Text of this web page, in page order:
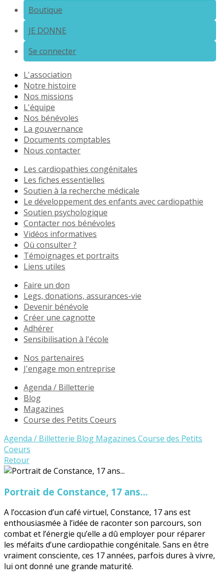
Boutique
JE DONNE
Se connecter
L'association
Notre histoire
Nos missions
L'équipe
Nos bénévoles
La gouvernance
Documents comptables
Nous contacter
Les cardiopathies congénitales
Les fiches essentielles
Soutien à la recherche médicale
Le développement des enfants avec cardiopathie
Soutien psychologique
Contacter nos bénévoles
Vidéos informatives
Où consulter ?
Témoignages et portraits
Liens utiles
Faire un don
Legs, donations, assurances-vie
Devenir bénévole
Créer une cagnotte
Adhérer
Sensibilisation à l'école
Nos partenaires
J'engage mon entreprise
Agenda / Billetterie
Blog
Magazines
Course des Petits Coeurs
Agenda / Billetterie Blog Magazines Course des Petits
Coeurs
Retour
Portrait de Constance, 17 ans...
A l’occasion d’un café virtuel, Constance, 17 ans est
enthousiasmée à l’idée de raconter son parcours, son
combat et l’énergie qu’elle a dû employer pour réparer
les méfaits d’une cardiopathie congénitale. Sans en être
vraiment consciente, ces 17 années, parfois dures à vivre,
lui ont donné une grande maturité.